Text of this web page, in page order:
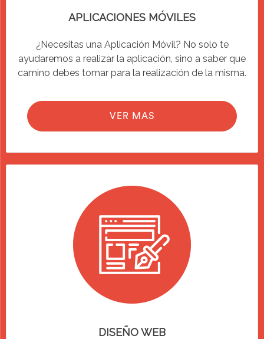
APLICACIONES MÓVILES
¿Necesitas una Aplicación Móvil? No solo te
ayudaremos a realizar la aplicación, sino a saber que
camino debes tomar para la realización de la misma.
VER MAS
DISEÑO WEB